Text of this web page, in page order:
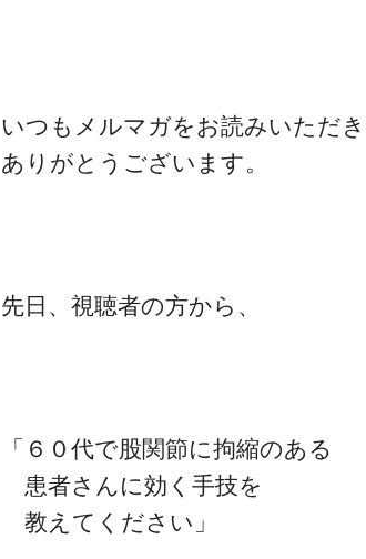
いつもメルマガをお読みいただき
ありがとうございます。
先日、視聴者の方から、
「６０代で股関節に拘縮のある
患者さんに効く手技を
教えてください」